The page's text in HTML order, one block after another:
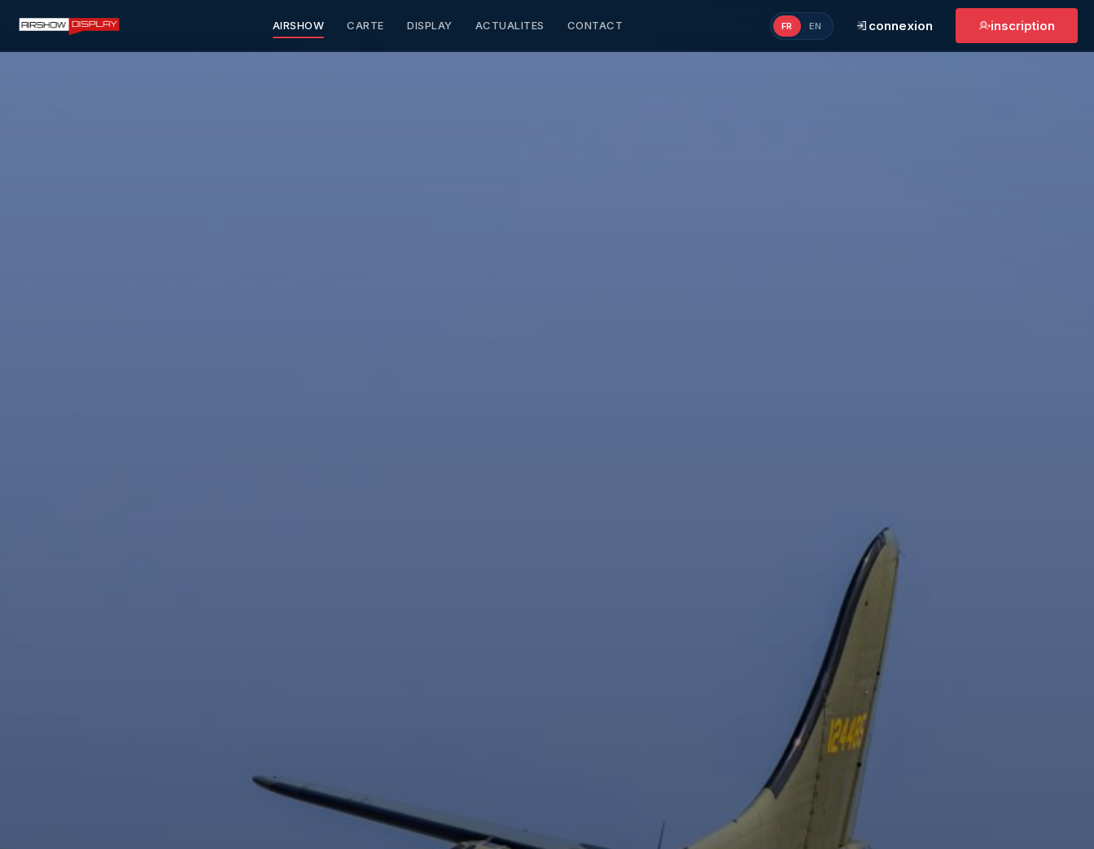
AIRSHOW CARTE DISPLAY ACTUALITES CONTACT FR EN connexion inscription